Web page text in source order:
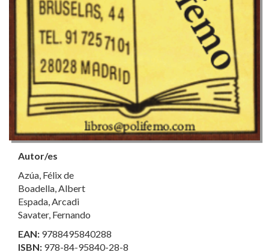
Autor/es
Azúa, Félix de
Boadella, Albert
Espada, Arcadi
Savater, Fernando
EAN: 9788495840288
ISBN: 978-84-95840-28-8